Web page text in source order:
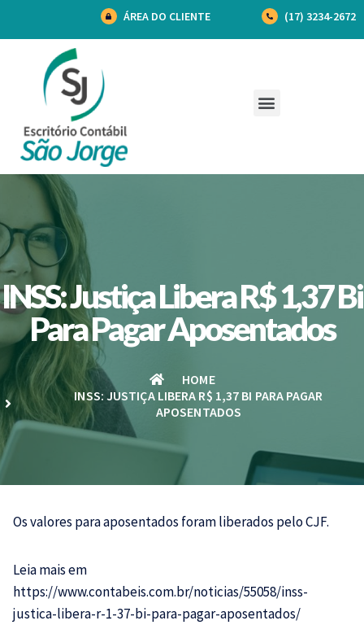
ÁREA DO CLIENTE (17) 3234-2672
INSS: Justiça Libera R$ 1,37 Bi
Para Pagar Aposentados
HOME
INSS: JUSTIÇA LIBERA R$ 1,37 BI PARA PAGAR
APOSENTADOS
Os valores para aposentados foram liberados pelo CJF.
Leia mais em
https://www.contabeis.com.br/noticias/55058/inss-
justica-libera-r-1-37-bi-para-pagar-aposentados/